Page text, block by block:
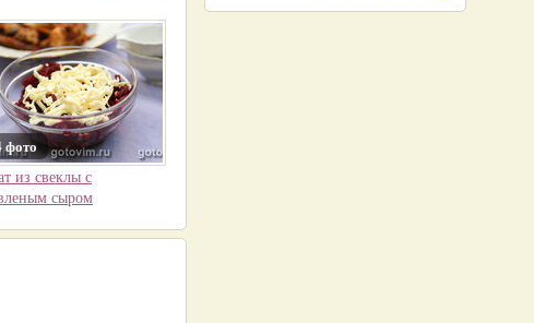
фото
из свеклы с
сыром